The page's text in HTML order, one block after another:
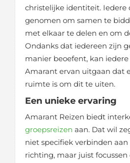
christelijke identiteit. Iedere
genomen om samen te
met elkaar te delen en om
Ondanks dat iedereen zijn
manier beoefent, kan
Amarant ervan uitgaan dat
ruimte is om dit te uiten.
Een unieke ervaring
Amarant Reizen biedt
groepsreizen aan. Dat wil
niet specifiek verbinden
richting, maar juist